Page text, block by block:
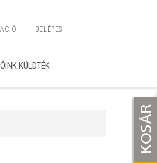
BELÉPÉS
KÜLDTÉK